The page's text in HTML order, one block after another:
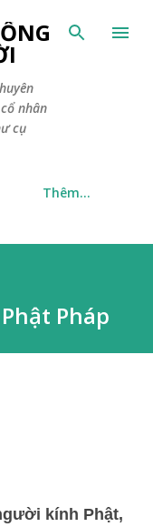
nhân
cụ
Thêm…
Pháp
kính Phật,